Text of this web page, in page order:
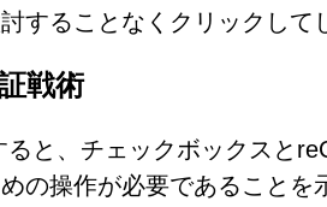
することなくクリックして
戦術
と、チェックボックスと
の操作が必要であること